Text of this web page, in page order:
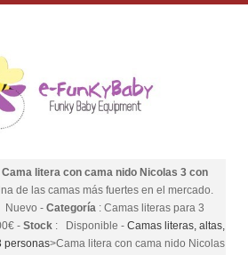
Cama litera con cama nido Nicolas 3 con
de las camas más fuertes en el mercado.
Nuevo - Categoría: Camas literas para 3
€ - Stock : Disponible - Camas literas, altas,
personas>Cama litera con cama nido Nicolas